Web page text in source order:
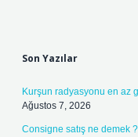
Son Yazılar
Kurşun radyasyonu en az
Ağustos 7, 2026
Consigne satış ne demek ?